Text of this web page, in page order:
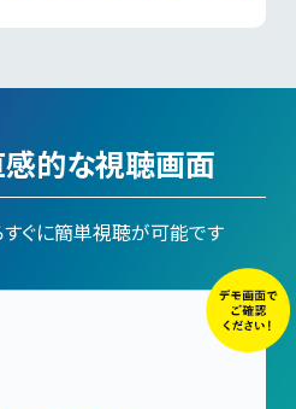
感的な視聴画面
すぐに簡単視聴が可能です